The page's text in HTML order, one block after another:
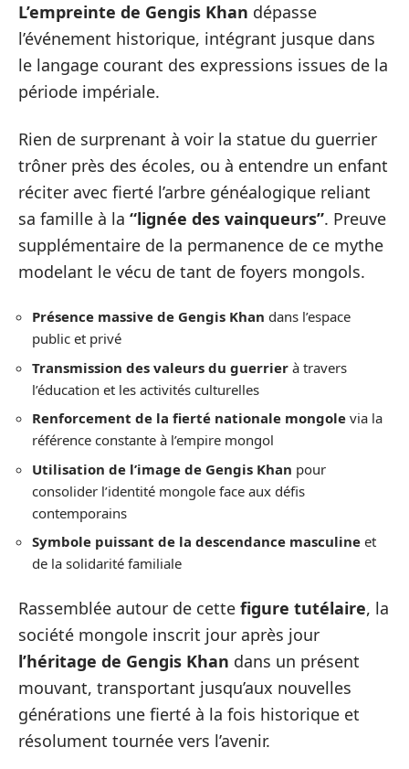
L’empreinte de Gengis Khan dépasse
l’événement historique, intégrant jusque dans
le langage courant des expressions issues de la
période impériale.
Rien de surprenant à voir la statue du guerrier
trôner près des écoles, ou à entendre un enfant
réciter avec fierté l’arbre généalogique reliant
sa famille à la “lignée des vainqueurs”. Preuve
supplémentaire de la permanence de ce mythe
modelant le vécu de tant de foyers mongols.
Présence massive de Gengis Khan dans l’espace
public et privé
Transmission des valeurs du guerrier à travers
l’éducation et les activités culturelles
Renforcement de la fierté nationale mongole via la
référence constante à l’empire mongol
Utilisation de l’image de Gengis Khan pour
consolider l’identité mongole face aux défis
contemporains
Symbole puissant de la descendance masculine et
de la solidarité familiale
Rassemblée autour de cette figure tutélaire, la
société mongole inscrit jour après jour
l’héritage de Gengis Khan dans un présent
mouvant, transportant jusqu’aux nouvelles
générations une fierté à la fois historique et
résolument tournée vers l’avenir.